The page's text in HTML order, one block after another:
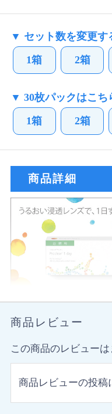
▼ セット数を変更す
1箱 2箱
▼ 30枚パックはこち
1箱 2箱
商品詳細
商品レビュー
この商品のレビューは
商品レビューの投稿